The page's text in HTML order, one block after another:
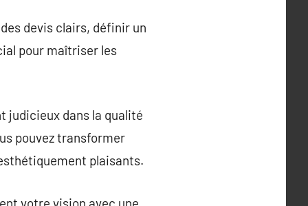
devis clairs, définir un
pour maîtriser les
judicieux dans la qualité
pouvez transformer
plaisants.
votre vision avec une